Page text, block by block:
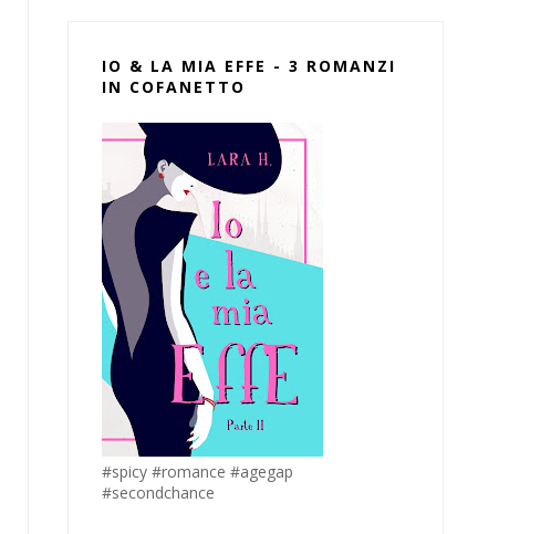
IO & LA MIA EFFE - 3 ROMANZI
IN COFANETTO
#spicy #romance #agegap
#secondchance